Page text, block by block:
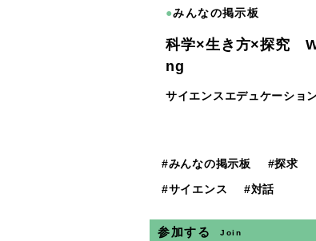
●みんなの掲示板
科学×生き方×探究
ng
サイエンスエデュケーショ
#みんなの掲示板 #探求
#サイエンス #対話
参加する Join